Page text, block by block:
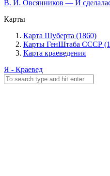
В. И. Овсянников — И
Карты
Карта Шуберта (1860)
Карты ГенШтаба СССР
Карта краеведения
Я - Краевед